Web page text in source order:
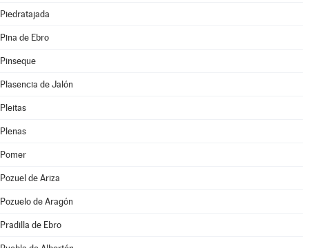
Piedratajada
Pina de Ebro
Pinseque
Plasencia de Jalón
Pleitas
Plenas
Pomer
Pozuel de Ariza
Pozuelo de Aragón
Pradilla de Ebro